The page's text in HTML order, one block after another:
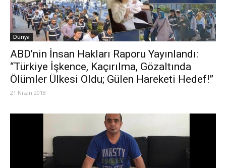
Dünya
ABD’nin İnsan Hakları Raporu Yayınlandı:
“Türkiye İşkence, Kaçırılma, Gözaltında
Ölümler Ülkesi Oldu; Gülen Hareketi Hedef!”
21 Nisan 2018